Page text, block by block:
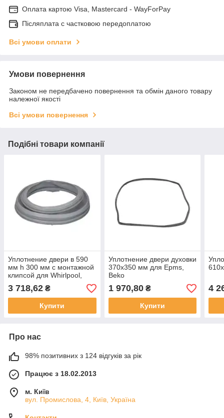
Оплата картою Visa, Mastercard - WayForPay
Післяплата с частковою передоплатою
Всі умови оплати
Умови повернення
Законом не передбачено повернення та обмін даного товару
належної якості
Всі умови повернення
Подібні товари компанії
Уплотнение двери в 590
мм h 300 мм с монтажной
клипсой для Whirlpool,
Epms, Indesit, Maytag,
Ignis, Bauknecht - Indesit
3 718,62 ₴
Купити
Уплотнение двери духовки
370x350 мм для Epms,
Beko
1 970,80₴
Купити
4
Про нас
98% позитивних з 124 відгуків за рік
Працює з 18.02.2013
м. Київ
вул. Промислова, 4, Київ, Україна